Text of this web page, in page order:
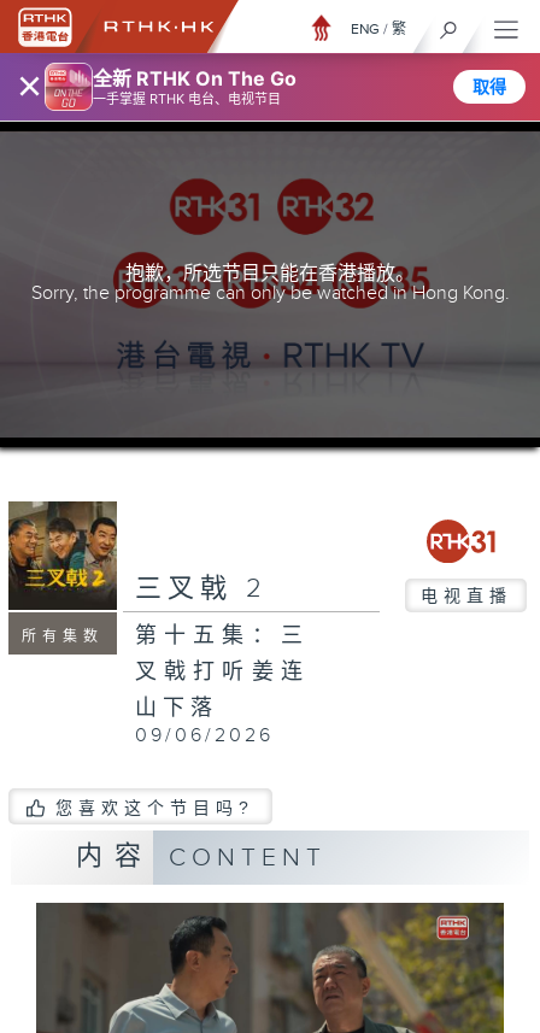
× 全新 RTHK On The Go
一手掌握 RTHK 电台、电视节目
取得
ENG / 繁
抱歉，所选节目只能在香港播放。
Sorry, the programme can only be watched in Hong Kong.
所有集数
三叉戟 2 电视直播
第十五集：三
叉戟打听姜连
山下落
09/06/2026
您喜欢这个节目吗?
内容 CONTENT